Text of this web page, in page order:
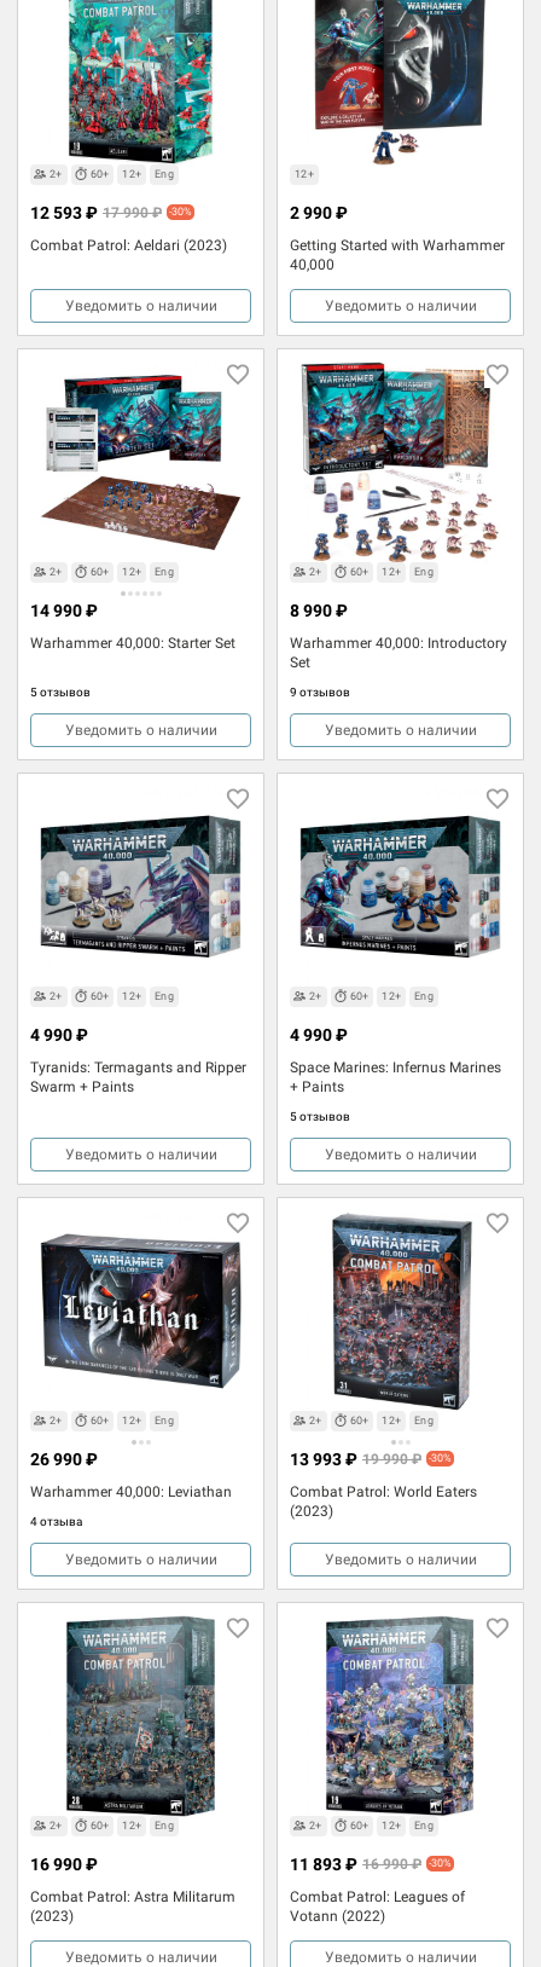
2+ 60+ 12+ Eng
Combat Patrol: Aeldari (2023)
12 593 ₽ 17 990 ₽ -30%
Уведомить о наличии
12+
Getting Started with Warhammer
40,000
2 990 ₽
Уведомить о наличии
2+ 60+ 12+ Eng
Warhammer 40,000: Starter Set
5 отзывов
14 990 ₽
Уведомить о наличии
2+ 60+ 12+ Eng
Warhammer 40,000: Introductory
Set
9 отзывов
8 990 ₽
Уведомить о наличии
2+ 60+ 12+ Eng
Tyranids: Termagants and Ripper
Swarm + Paints
4 990 ₽
Уведомить о наличии
2+ 60+ 12+ Eng
Space Marines: Infernus Marines
+ Paints
5 отзывов
4 990 ₽
Уведомить о наличии
2+ 60+ 12+ Eng
Warhammer 40,000: Leviathan
4 отзыва
26 990 ₽
Уведомить о наличии
2+ 60+ 12+ Eng
Combat Patrol: World Eaters
(2023)
13 993 ₽ 19 990 ₽ -30%
Уведомить о наличии
2+ 60+ 12+ Eng
Combat Patrol: Astra Militarum
(2023)
16 990 ₽
Уведомить о наличии
2+ 60+ 12+ Eng
Combat Patrol: Leagues of
Votann (2022)
11 893 ₽ 16 990 ₽ -30%
Уведомить о наличии